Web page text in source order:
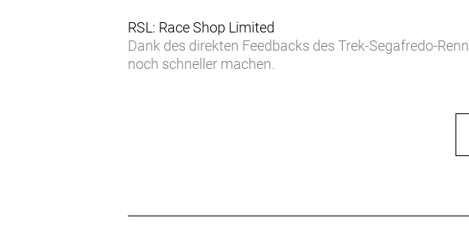
RSL: Race Shop Limited
Dank des direkten Feedbacks des Trek-Segafredo-
noch schneller machen.
Die einfache, intelligente Zugführung ermöglicht ein